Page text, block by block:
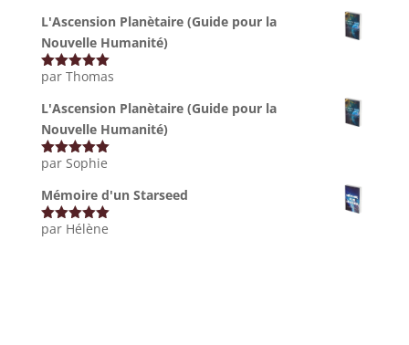
L'Ascension Planètaire (Guide pour la
Nouvelle Humanité)
Note 5sur
par Thomas
L'Ascension Planètaire (Guide pour la
Nouvelle Humanité)
Note5sur
par Sophie
Mémoire d'un Starseed
Note5sur
par Hélène